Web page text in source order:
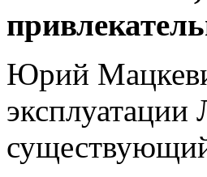
Юрий
эксплуатации